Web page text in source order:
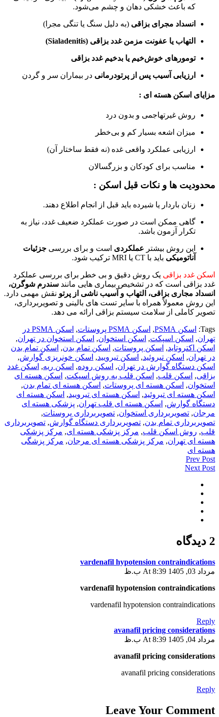
که باعث خشکی دهان و چشم می‌شود.
انسداد مجرای بزاقی (به دلیل سنگ یا تنگی مجرا)
التهاب یا عفونت مزمن غدد بزاقی (Sialadenitis)
تومورهای خوش‌خیم یا بدخیم غدد بزاقی
ارزیابی آسیب پس از پرتودرمانی در بیماران سر و گردن
مزایای اسکن هسته ای :
روش غیرتهاجمی و بدون درد
میزان اشعه بسیار کم و بی‌خطر
ارزیابی عملکرد واقعی غده (نه فقط ساختار آن)
مناسب برای کودکان و بزرگسالان
محدودیت‌ ها و نکات قبل اسکن :
زنان باردار یا شیرده باید قبل از انجام اطلاع دهند.
گاهی ممکن است در صورت عملکرد ضعیف غدد، نیاز به
تکرار آزمون باشد.
این روش بیشتر عملکردی است و برای بررسی جزئیات
آناتومیکی باید با CT یا MRI ترکیب شود.
اسکن غدد بزاقی یک روش دقیق و بی‌ خطر برای بررسی عملکرد
غدد بزاقی است که در تشخیص بیماری‌ هایی مانند سندرم شوگرن،
انسداد مجاری بزاقی، التهاب و آسیب ناشی از پرتو نقش مهمی دارد.
این روش معمولاً همراه با سایر تست‌ های بالینی و تصویربرداری،
تصویر کاملی از سلامت سیستم بزاقی ارائه می‌ دهد.
Tags: اسکن PSMA , اسکن PSMA پروستات ,
اسکن PSMA در
تهران, اسکن اسپکت, اسکن استخوان, اسکن استخوان در تهران,
اسکن اکتروتاید, اسکن پروستات, اسکن تمام بدن, اسکن تمام بدن
در تهران, اسکن تیروئید, اسکن تیرویید, اسکن خونریزی گوارش,
اسکن دستگاه گوارش در تهران, اسکن روده, اسکن ریه, اسکن غدد
بزاقی, اسکن قلب, اسکن قلب به روش اسپکت, اسکن هسته ای
استخوان, اسکن هسته ای پروستات, اسکن هسته ای تمام بدن,
اسکن هسته ای تیروئید, اسکن هسته ای تیرویید, اسکن هسته ای
دستگاه گوارش, اسکن هسته ای قلب تهران, پزشکی هسته ای
مرجان, تصویربرداری استخوان, تصویربرداری پروستات,
تصویربرداری تمام بدن, تصویربرداری دستگاه گوارش, تصویربرداری
قلب, روش اسکن قلب, مرکز پزشکی هسته ای, مرکز پزشکی
هسته ای تهران, مرکز پزشکی هسته ای مرجان, مرکز پزشگی
هسته ای
Prev Post
Next Post
2 دیدگاه
vardenafil hypotension contraindications
مرداد 03, 1405 At 8:39 ب.ظ
vardenafil hypotension contraindications
vardenafil hypotension contraindications
Reply
avanafil pricing considerations
مرداد 04, 1405 At 8:39 ب.ظ
avanafil pricing considerations
avanafil pricing considerations
Reply
Leave Your Comment